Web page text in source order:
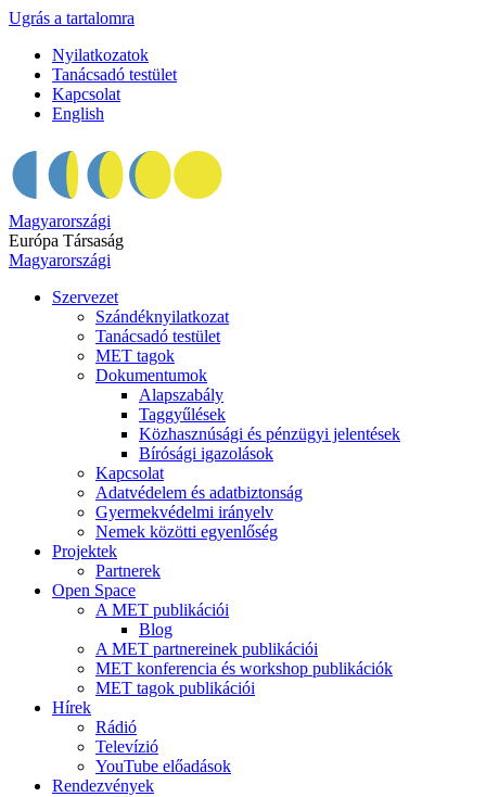
Ugrás a tartalomra
Nyilatkozatok
Tanácsadó testület
Kapcsolat
English
Magyarországi
Európa Társaság
Magyarországi
Szervezet
Szándéknyilatkozat
Tanácsadó testület
MET tagok
Dokumentumok
Alapszabály
Taggyűlések
Közhasznúsági és pénzügyi jelentések
Bírósági igazolások
Kapcsolat
Adatvédelem és adatbiztonság
Gyermekvédelmi irányelv
Nemek közötti egyenlőség
Projektek
Partnerek
Open Space
A MET publikációi
Blog
A MET partnereinek publikációi
MET konferencia és workshop publikációk
MET tagok publikációi
Hírek
Rádió
Televízió
YouTube előadások
Rendezvények